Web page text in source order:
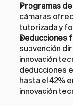
Programas
cámaras
tutorizada y
Deducciones
subvención
innovación
deducciones
hasta el 42%
innovación